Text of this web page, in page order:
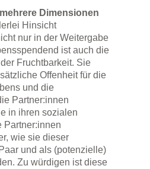
Dimensionen
Hinsicht
nur in der Weitergabe
ist auch die
Fruchtbarkeit. Sie
Offenheit für die
und die
Partner:innen
in ihren sozialen
Partner:innen
wie sie dieser
und als (potenzielle)
Zu würdigen ist diese